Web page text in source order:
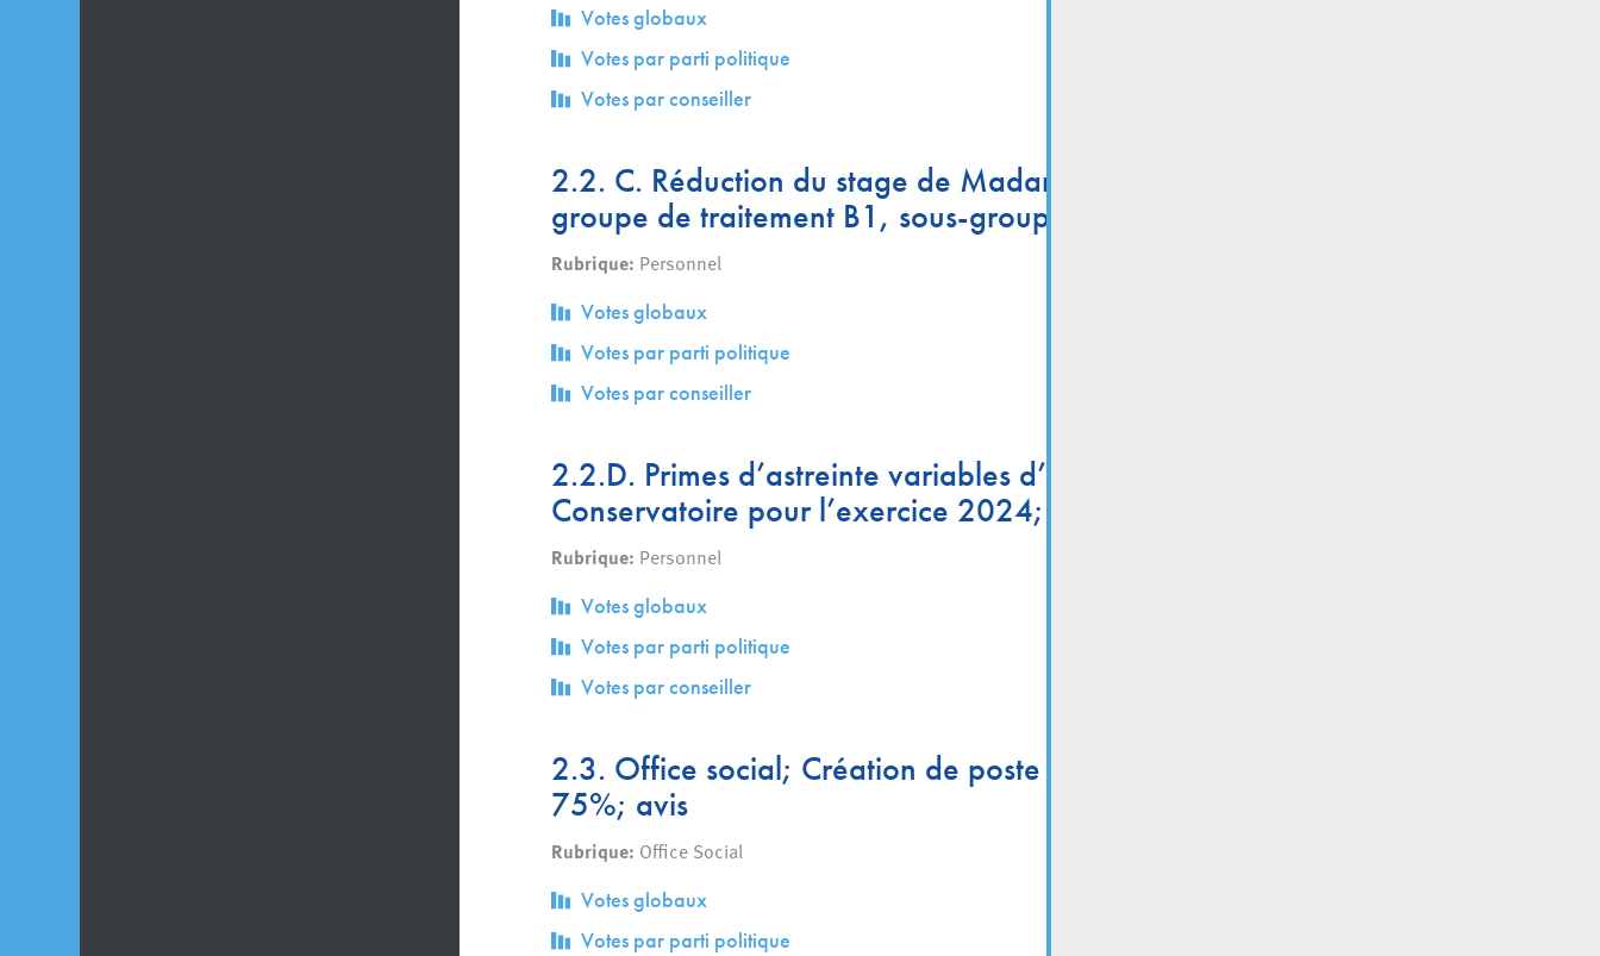
Votes globaux
Votes par parti politique
Votes par conseiller
2.2. C. Réduction du stage de Madame N.P., fonctionnaire dans le
groupe de traitement B1, sous-groupe administratif; décision
Rubrique: Personnel
Votes globaux
Votes par parti politique
Votes par conseiller
2.2.D. Primes d’astreinte variables d’un employé communal au
Conservatoire pour l’exercice 2024; décision
Rubrique: Personnel
Votes globaux
Votes par parti politique
Votes par conseiller
2.3. Office social; Création de poste d’un employé communal B1 adm
75%; avis
Rubrique: Office Social
Votes globaux
Votes par parti politique